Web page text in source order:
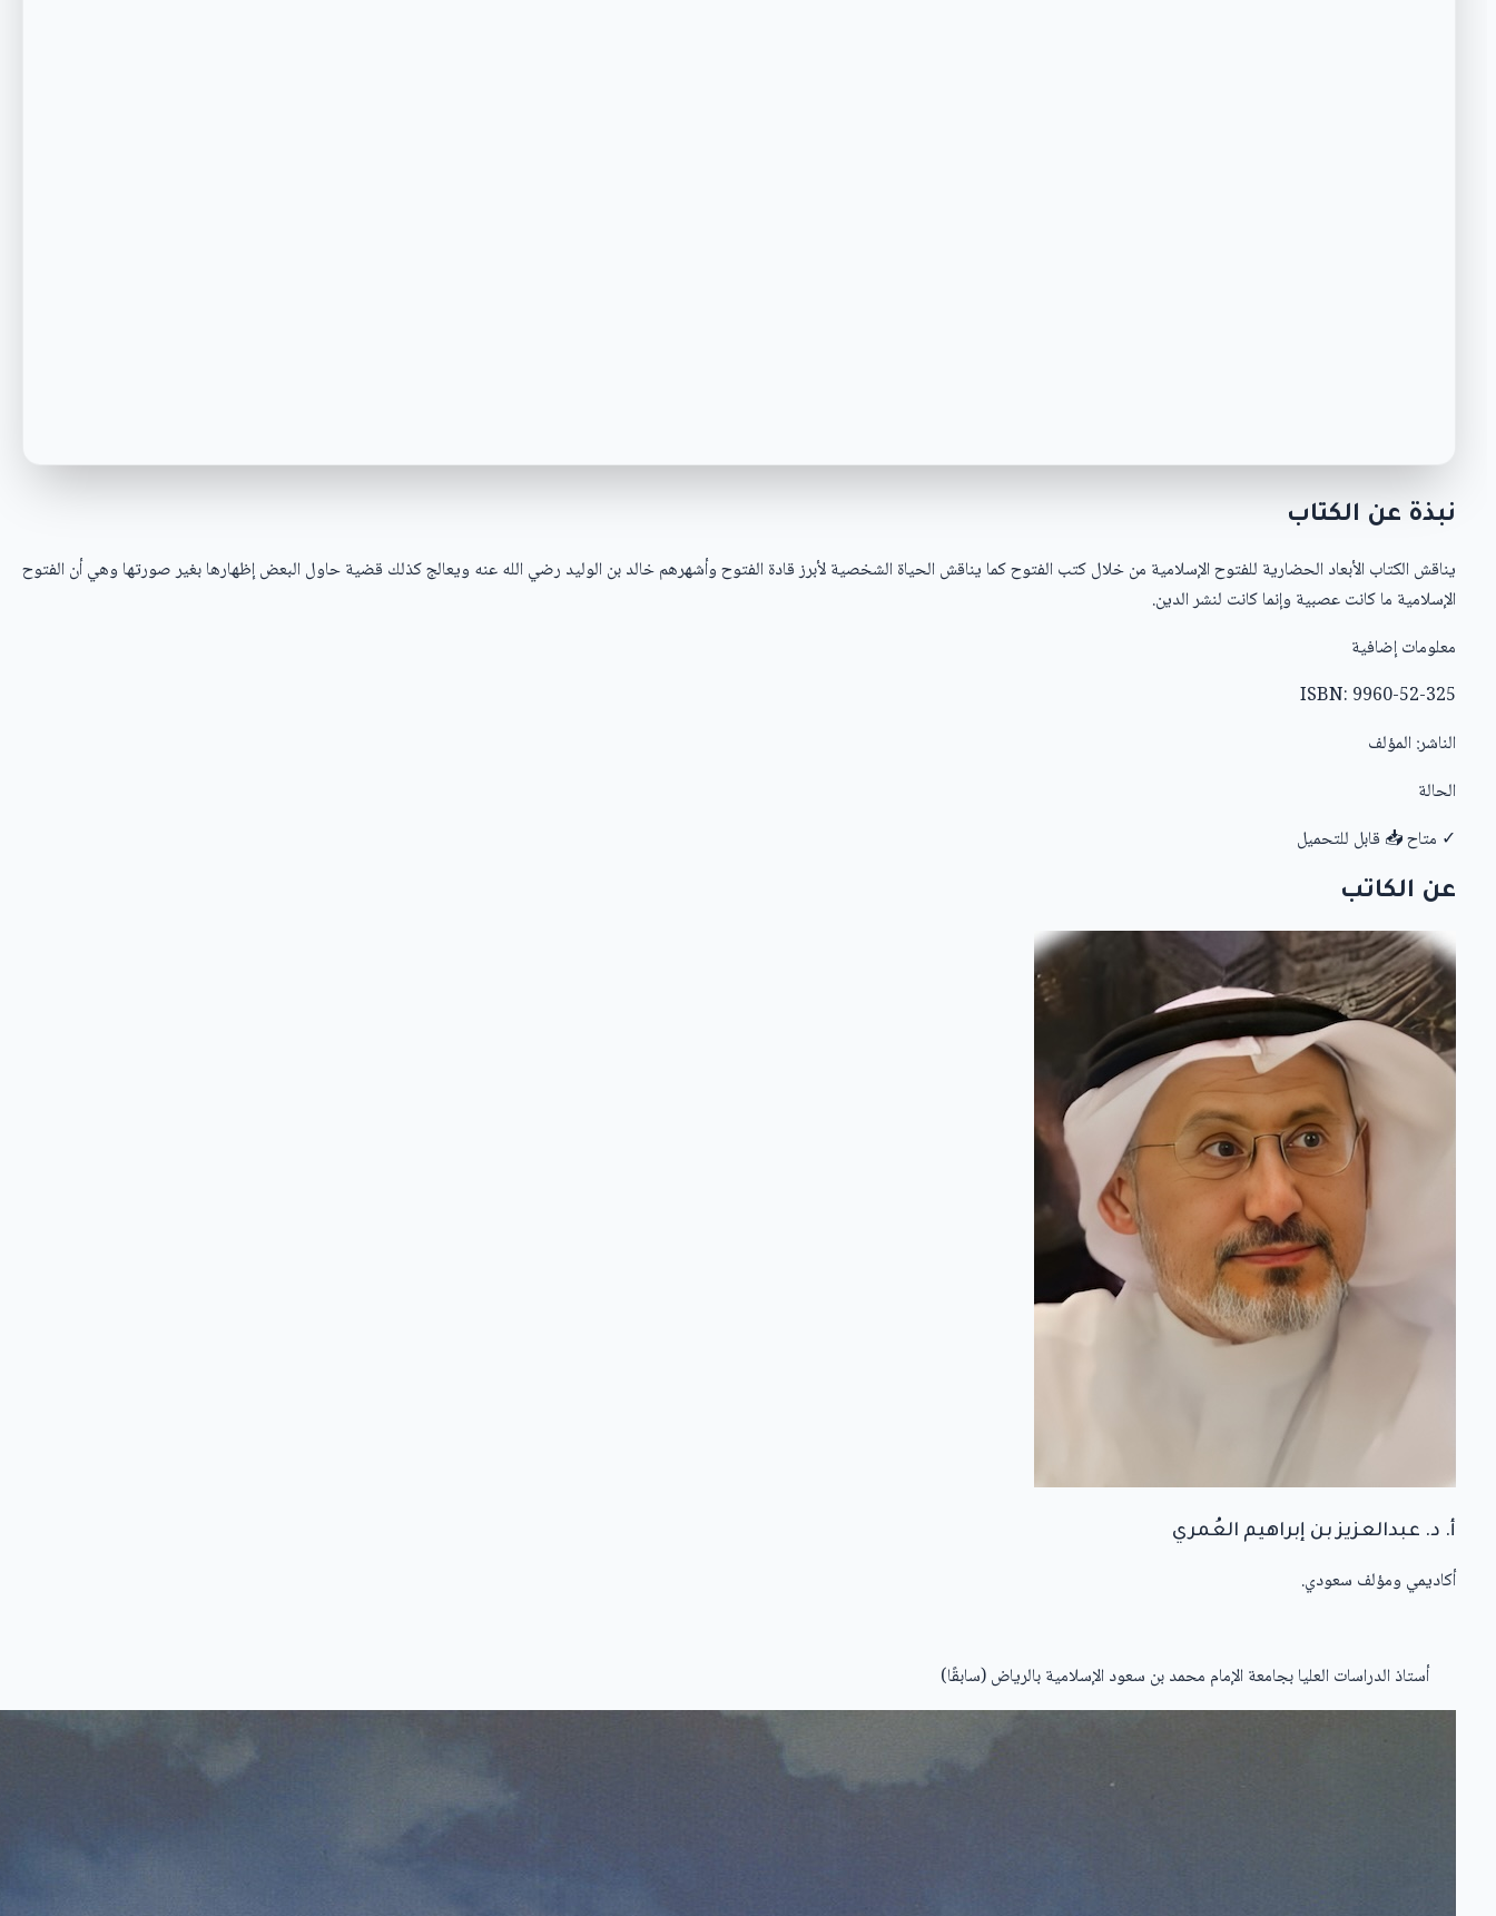
نبذة عن الكتاب
يناقش الكتاب الأبعاد الحضارية للفتوح الإسلامية من خلال كتب الفتوح كما يناقش الحياة الشخصية لأبرز قادة الفتوح وأشهرهم خالد بن الوليد رضي الله عنه ويعالج كذلك قضية حاول البعض إظهارها بغير صورتها وهي أن الفتوح
الإسلامية ما كانت عصبية وإنما كانت لنشر الدين.
معلومات إضافية
ISBN: 9960-52-325
الناشر: المؤلف
الحالة
✓ متاح📥 قابل للتحميل
عن الكاتب
أ. د. عبدالعزيز بن إبراهيم العُمري
أكاديمي ومؤلف سعودي.
أستاذ الدراسات العليا بجامعة الإمام محمد بن سعود الإسلامية بالرياض (سابقًا)